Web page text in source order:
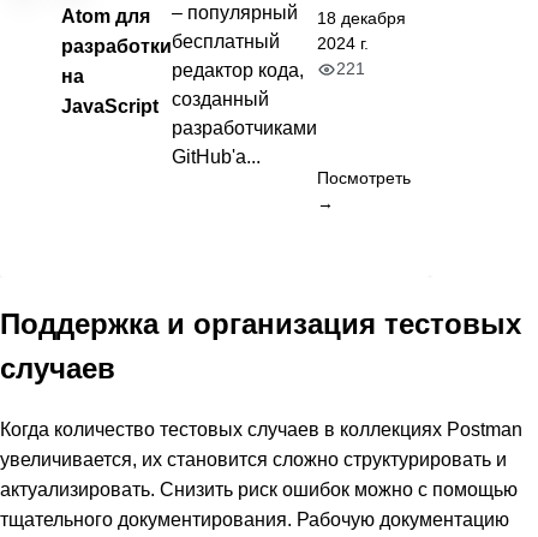
Atom для
разработки
на
JavaScript
– популярный
бесплатный
редактор кода,
созданный
разработчиками
GitHub'а...
18 декабря
2024 г.
221
Посмотреть
→
Поддержка и организация тестовых
случаев
Когда количество тестовых случаев в коллекциях Postman
увеличивается, их становится сложно структурировать и
актуализировать. Снизить риск ошибок можно с помощью
тщательного документирования. Рабочую документацию